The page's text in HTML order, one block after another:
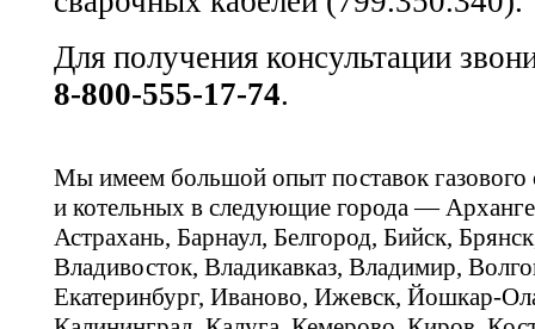
Для получения консультации
8-800-555-17-74.
Мы имеем большой опыт поставок газового
и котельных в следующие города —
Астрахань, Барнаул, Белгород, Бийск,
Владивосток, Владикавказ, Владимир,
Екатеринбург, Иваново, Ижевск, Йошкар-